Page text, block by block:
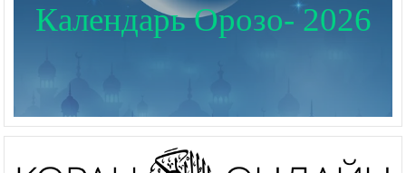
Календарь Орозо- 2026